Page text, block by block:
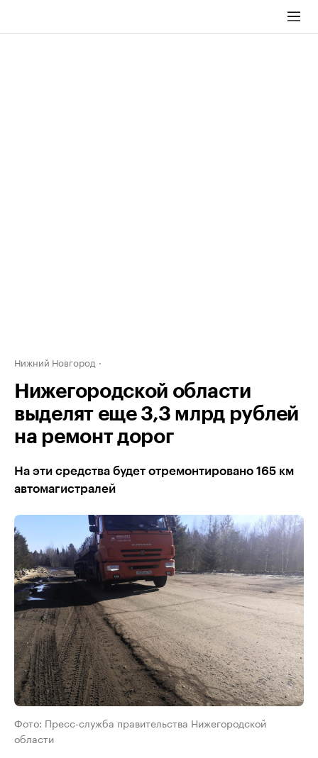
Нижний Новгород
Нижегородской области
выделят еще 3,3 млрд рублей
на ремонт дорог
На эти средства будет отремонтировано 165 км
автомагистралей
Фото: Пресс-служба правительства Нижегородской
области